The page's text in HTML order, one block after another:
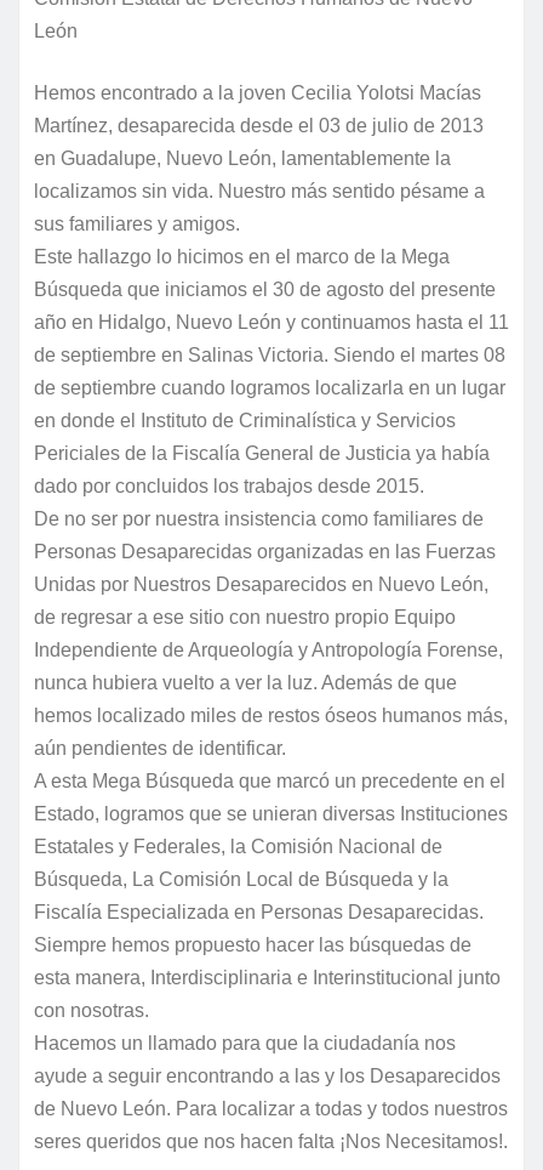
León
Hemos encontrado a la joven Cecilia Yolotsi Macías
Martínez, desaparecida desde el 03 de julio de 2013
en Guadalupe, Nuevo León, lamentablemente la
localizamos sin vida. Nuestro más sentido pésame a
sus familiares y amigos.
Este hallazgo lo hicimos en el marco de la Mega
Búsqueda que iniciamos el 30 de agosto del presente
año en Hidalgo, Nuevo León y continuamos hasta el 11
de septiembre en Salinas Victoria. Siendo el martes 08
de septiembre cuando logramos localizarla en un lugar
en donde el Instituto de Criminalística y Servicios
Periciales de la Fiscalía General de Justicia ya había
dado por concluidos los trabajos desde 2015.
De no ser por nuestra insistencia como familiares de
Personas Desaparecidas organizadas en las Fuerzas
Unidas por Nuestros Desaparecidos en Nuevo León,
de regresar a ese sitio con nuestro propio Equipo
Independiente de Arqueología y Antropología Forense,
nunca hubiera vuelto a ver la luz. Además de que
hemos localizado miles de restos óseos humanos más,
aún pendientes de identificar.
A esta Mega Búsqueda que marcó un precedente en el
Estado, logramos que se unieran diversas Instituciones
Estatales y Federales, la Comisión Nacional de
Búsqueda, La Comisión Local de Búsqueda y la
Fiscalía Especializada en Personas Desaparecidas.
Siempre hemos propuesto hacer las búsquedas de
esta manera, Interdisciplinaria e Interinstitucional junto
con nosotras.
Hacemos un llamado para que la ciudadanía nos
ayude a seguir encontrando a las y los Desaparecidos
de Nuevo León. Para localizar a todas y todos nuestros
seres queridos que nos hacen falta ¡Nos Necesitamos!.